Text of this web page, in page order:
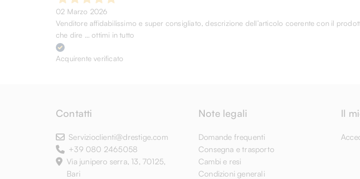
02 Marzo 2026
Venditore affidabilissimo e super consigliato, descrizione dell’articolo coerente con il
che dire … ottimi in tutto
Acquirente verificato
Contatti
Servizioclienti@drestige.com
+39 080 2465058
Via junipero serra, 13, 70125,
Bari
Note legali
Domande frequenti
Consegna e trasporto
Cambi e resi
Condizioni generali
Il